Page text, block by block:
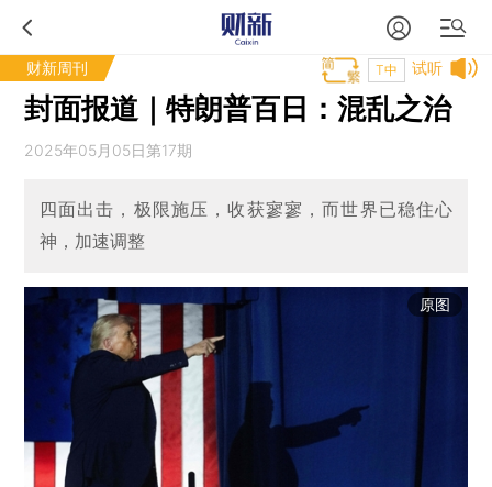
财新周刊 试听
T中
封面报道｜特朗普百日：混乱之治
2025年05月05日第17期
四面出击，极限施压，收获寥寥，而世界已稳住心
神，加速调整
原图